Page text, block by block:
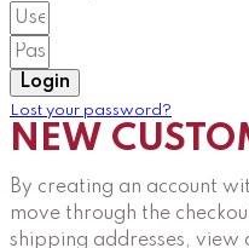
Login
Lost your password?
NEW
By creating an account
move through the
shipping addresses, view